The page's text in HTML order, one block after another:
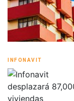
INFONAVIT